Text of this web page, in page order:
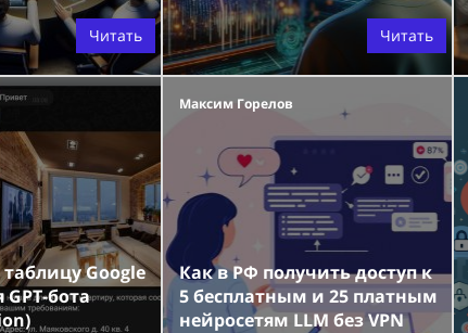
Читать Читать
Google
GPT-бота
Максим Горелов
Как в РФ получить доступ к
5 бесплатным и 25 платным
нейросетям LLM без VPN